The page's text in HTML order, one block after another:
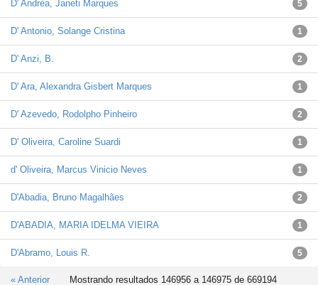
D' Andréa, Janeti Marques 5
D' Antonio, Solange Cristina 1
D' Anzi, B. 2
D' Ara, Alexandra Gisbert Marques 1
D' Azevedo, Rodolpho Pinheiro 2
D' Oliveira, Caroline Suardi 1
d' Oliveira, Marcus Vinicio Neves 1
D'Abadia, Bruno Magalhães 2
D'ABADIA, MARIA IDELMA VIEIRA 1
D'Abramo, Louis R. 5
Mostrando resultados 146956 a 146975 de 669194
« Anterior